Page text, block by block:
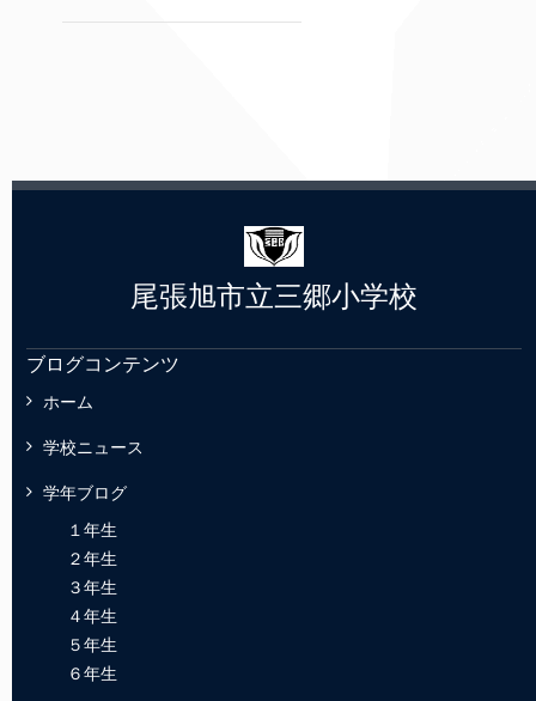
尾張旭市立三郷小学校
ブログコンテンツ
ホーム
学校ニュース
学年ブログ
１年生
２年生
３年生
４年生
５年生
６年生